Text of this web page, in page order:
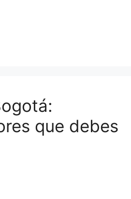
que debes